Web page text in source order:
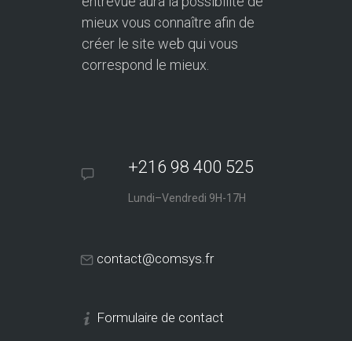
mieux vous connaître afin de
créer le site web qui vous
correspond le mieux.
+216 98 400 525
Lundi–Vendredi 9H-17H
contact@comsys.fr
Formulaire de contact